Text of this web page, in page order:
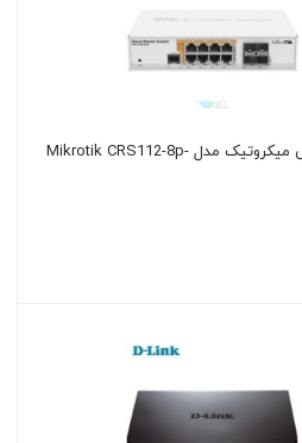
سوئیچ مدیریتی میکروتیک مدل Mikrotik CRS112-8p-